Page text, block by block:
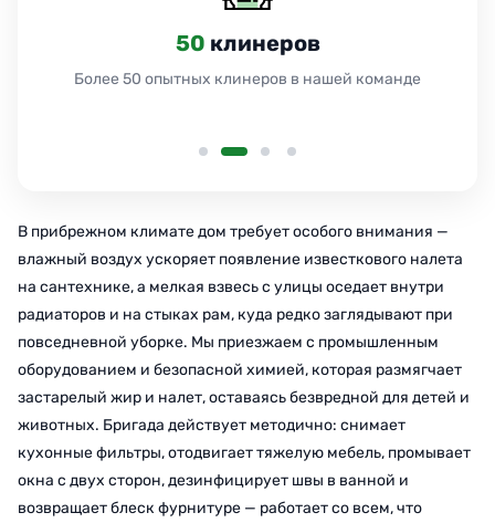
50 клинеров
Более 50 опытных клинеров в нашей команде
В прибрежном климате дом требует особого внимания —
влажный воздух ускоряет появление известкового налета
на сантехнике, а мелкая взвесь с улицы оседает внутри
радиаторов и на стыках рам, куда редко заглядывают при
повседневной уборке. Мы приезжаем с промышленным
оборудованием и безопасной химией, которая размягчает
застарелый жир и налет, оставаясь безвредной для детей и
животных. Бригада действует методично: снимает
кухонные фильтры, отодвигает тяжелую мебель, промывает
окна с двух сторон, дезинфицирует швы в ванной и
возвращает блеск фурнитуре — работает со всем, что